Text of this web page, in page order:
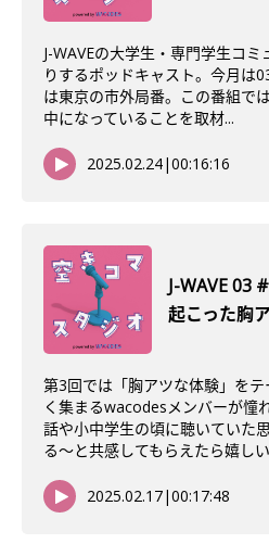
J-WAVEの大学生・専門学生コ
りするポッドキャスト。今月は
は東京の市外局番。この番組で
中になっていることを取材...
2025.02.24|00:16:16
J-WAVE 03
起こった胸
第3回では「胸アツな体験」をテ
く集まるwacodesメンバーが憧
話や小中学生の頃に聴いていた
る〜と共感してもらえたら嬉し
2025.02.17|00:17:48